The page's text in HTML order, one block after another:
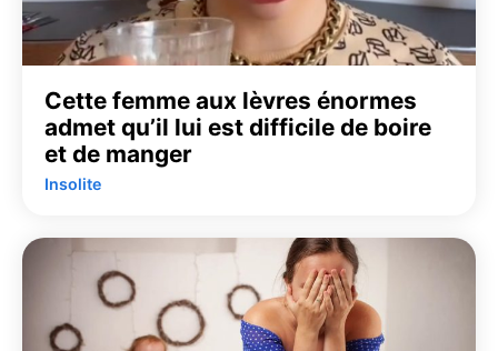
Cette femme aux lèvres énormes
admet qu’il lui est difficile de boire
et de manger
Insolite